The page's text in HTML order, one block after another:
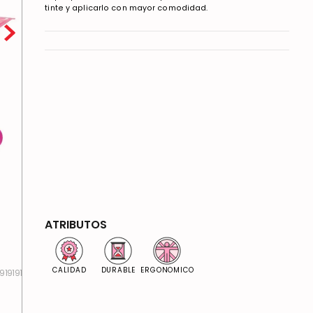
919191
tinte y aplicarlo con mayor comodidad.
ATRIBUTOS
CALIDAD DURABLE ERGONOMICO